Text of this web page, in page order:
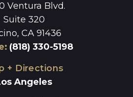
Ventura Blvd.
Suite 320
CA 91436
: (818) 330-5198
+ Directions
Angeles